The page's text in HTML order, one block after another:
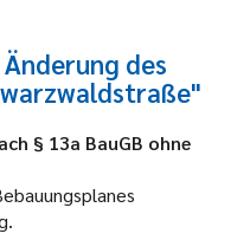
des
§ 13a BauGB ohne